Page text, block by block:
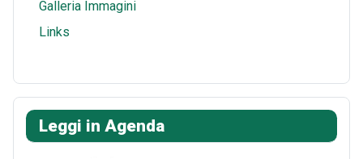
Galleria Immagini
Links
Leggi in Agenda